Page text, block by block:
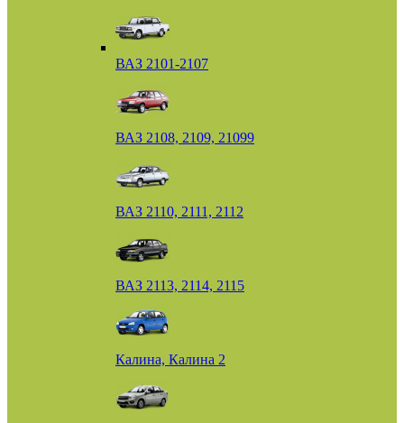
ВАЗ 2101-2107
ВАЗ 2108, 2109, 21099
ВАЗ 2110, 2111, 2112
ВАЗ 2113, 2114, 2115
Калина, Калина 2